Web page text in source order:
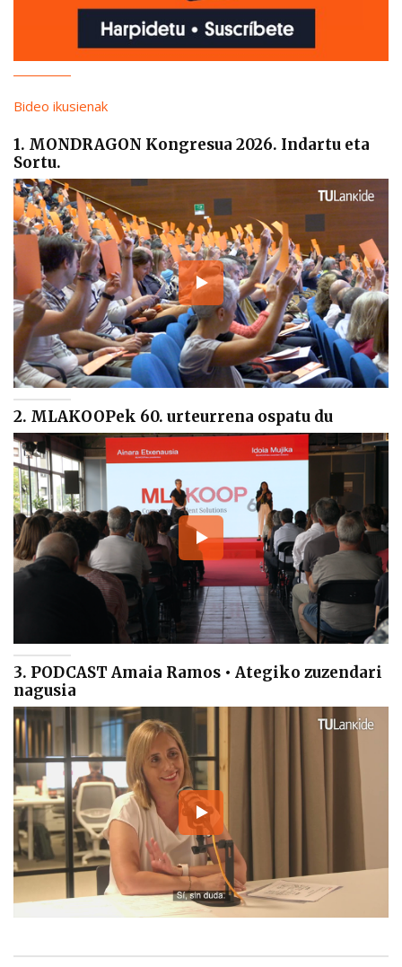
Bideo ikusienak
1. MONDRAGON Kongresua 2026. Indartu eta
Sortu.
2. MLAKOOPek 60. urteurrena ospatu du
3. PODCAST Amaia Ramos • Ategiko zuzendari
nagusia